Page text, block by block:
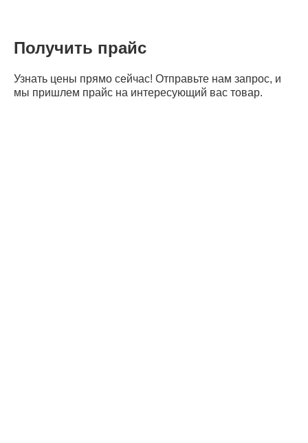
Получить прайс
Узнать цены прямо сейчас! Отправьте нам запрос, и
мы пришлем прайс на интересующий вас товар.